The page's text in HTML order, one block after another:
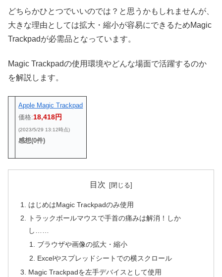
どちらかひとつでいいのでは？と思うかもしれませんが、
大きな理由としては拡大・縮小が容易にできるためMagic
Trackpadが必需品となっています。
Magic Trackpadの使用環境やどんな場面で活躍するのか
を解説します。
Apple Magic Trackpad
価格:18,418円
(2023/5/29 13:12時点)
感想(0件)
目次
はじめはMagic Trackpadのみ使用
トラックボールマウスで手首の痛みは解消！しか
し……
ブラウザや画像の拡大・縮小
Excelやスプレッドシートでの横スクロール
Magic Trackpadを左手デバイスとして使用